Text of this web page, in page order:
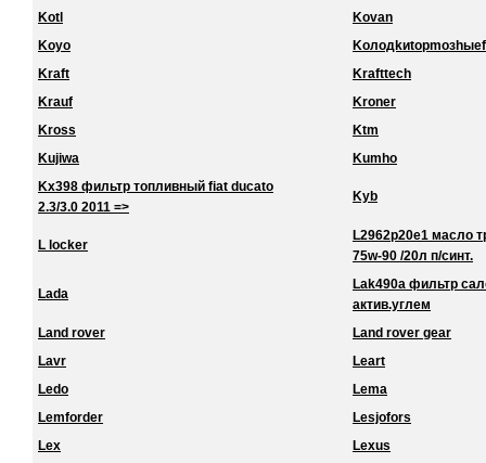
Kotl
Kovan
Koyo
Kraft
Krafttech
Krauf
Kroner
Kross
Ktm
Kujiwa
Kumho
Kx398 фильтр топливный fiat ducato
2.3/3.0 2011 =>
Kyb
L locker
L2962p20e1 масло
75w-90 /20л п/синт.
Lada
Lak490a фильтр
актив.углем
Land rover
Land rover gear
Lavr
Leart
Ledo
Lema
Lemforder
Lesjofors
Lex
Lexus